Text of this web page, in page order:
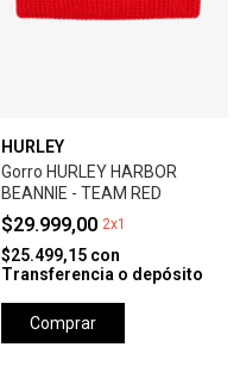
HURLEY
Gorro HURLEY HARBOR
BEANNIE - TEAM RED
$29.999,00 2x1
$25.499,15 con
Transferencia o depósito
Comprar